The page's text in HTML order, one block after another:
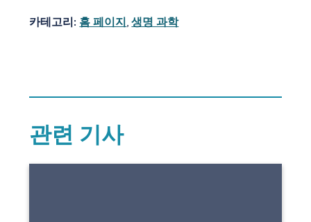
카테고리: 홈 페이지 ,생명 과학
관련 기사